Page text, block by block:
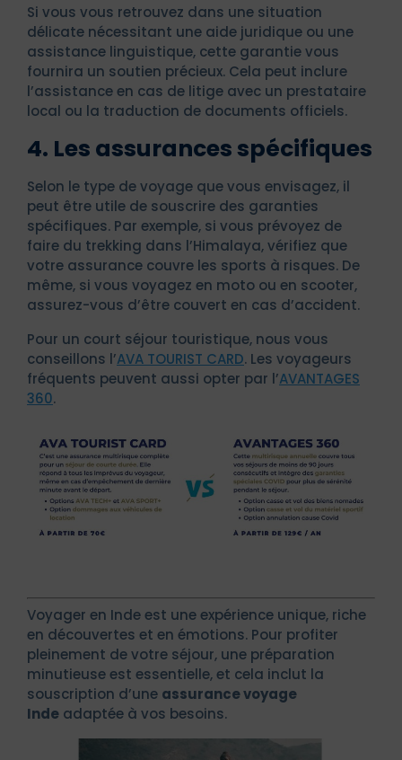
Si vous vous retrouvez dans une situation
délicate nécessitant une aide juridique ou une
assistance linguistique, cette garantie vous
fournira un soutien précieux. Cela peut inclure
l’assistance en cas de litige avec un prestataire
local ou la traduction de documents officiels.
4. Les assurances spécifiques
Selon le type de voyage que vous envisagez, il
peut être utile de souscrire des garanties
spécifiques. Par exemple, si vous prévoyez de
faire du trekking dans l’Himalaya, vérifiez que
votre assurance couvre les sports à risques. De
même, si vous voyagez en moto ou en scooter,
assurez-vous d’être couvert en cas d’accident.
Pour un court séjour touristique, nous vous
conseillons l’AVA TOURIST CARD. Les voyageurs
fréquents peuvent aussi opter par l’AVANTAGES
360.
Voyager en Inde est une expérience unique, riche
en découvertes et en émotions. Pour profiter
pleinement de votre séjour, une préparation
minutieuse est essentielle, et cela inclut la
souscription d’une assurance voyage
Inde adaptée à vos besoins.